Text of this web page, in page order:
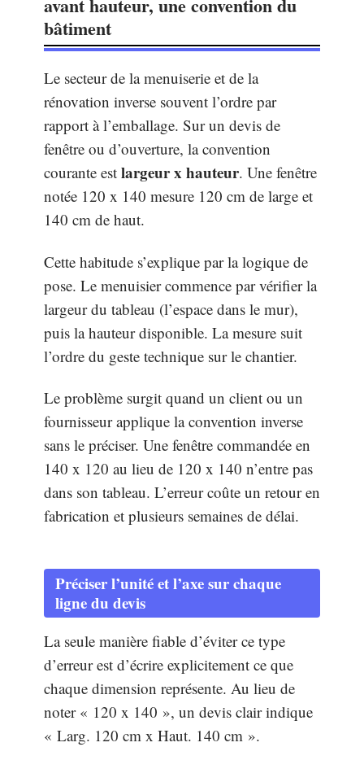
avant hauteur, une convention du
bâtiment
Le secteur de la menuiserie et de la
rénovation inverse souvent l’ordre par
rapport à l’emballage. Sur un devis de
fenêtre ou d’ouverture, la convention
courante est largeur x hauteur. Une fenêtre
notée 120 x 140 mesure 120 cm de large et
140 cm de haut.
Cette habitude s’explique par la logique de
pose. Le menuisier commence par vérifier la
largeur du tableau (l’espace dans le mur),
puis la hauteur disponible. La mesure suit
l’ordre du geste technique sur le chantier.
Le problème surgit quand un client ou un
fournisseur applique la convention inverse
sans le préciser. Une fenêtre commandée en
140 x 120 au lieu de 120 x 140 n’entre pas
dans son tableau. L’erreur coûte un retour en
fabrication et plusieurs semaines de délai.
Préciser l’unité et l’axe sur chaque
ligne du devis
La seule manière fiable d’éviter ce type
d’erreur est d’écrire explicitement ce que
chaque dimension représente. Au lieu de
noter « 120 x 140 », un devis clair indique
« Larg. 120 cm x Haut. 140 cm ».